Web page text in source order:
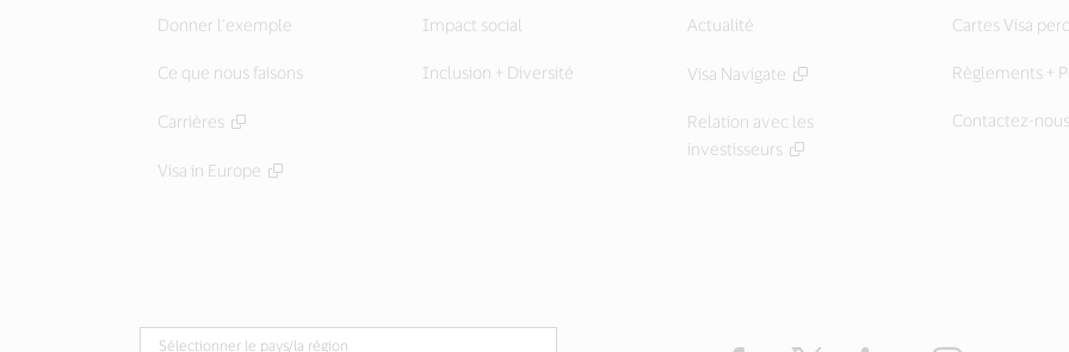
Donner l’exemple
Ce que nous faisons
Carrières
Visa in Europe
Impact social
Inclusion + Diversité
Actualité
Visa Navigate
Relation avec les
investisseurs
Cartes Visa
Règlements +
Contactez-nous
Sélectionner le pays/la région